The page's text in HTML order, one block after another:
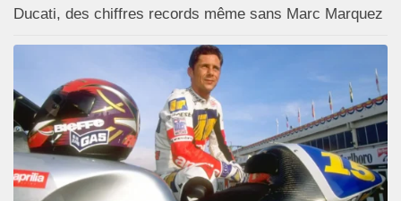
Ducati, des chiffres records même sans Marc Marquez